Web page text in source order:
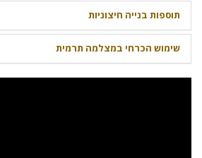
תוספות בנייה חיצוניות
שימוש הכרחי במצלמה תרמית